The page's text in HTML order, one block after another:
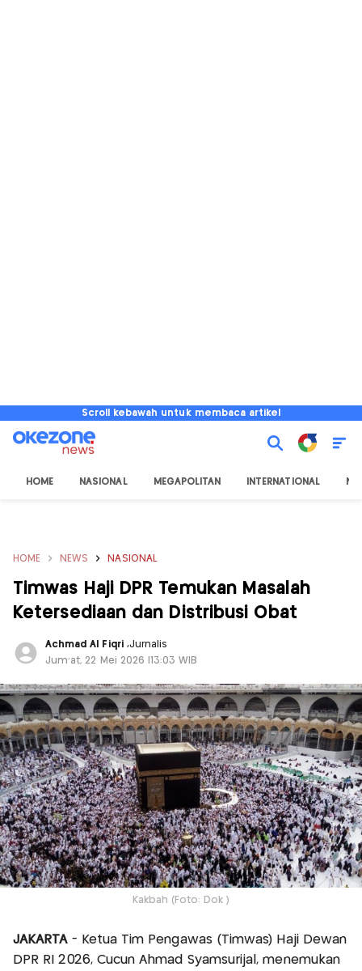
Scroll kebawah untuk membaca artikel
HOME NASIONAL MEGAPOLITAN INTERNATIONAL
HOME NEWS NASIONAL
Timwas Haji DPR Temukan Masalah
Ketersediaan dan Distribusi Obat
Achmad Al Fiqri ,Jurnalis
Jum'at, 22 Mei 2026 |13:03 WIB
Kakbah (Foto: Dok )
JAKARTA- Ketua Tim Pengawas (Timwas) Haji Dewan
DPR RI 2026, Cucun Ahmad Syamsurijal, menemukan